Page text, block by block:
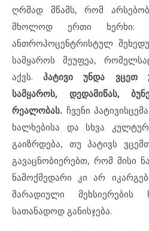
ღრმად მწამს, რომ
მხოლოდ ერთი ხერხი:
ანთროპოცენტრისტულ
სამყაროს მეუფეა,
აქვს.პატივი უნდა ვცეთ
სამყაროს, დედამიწას,
რეალობას. ჩვენი
ხალხებისა და სხვა
გაიზრდება, თუ პატივს
გავაცნობიერებთ, რომ მისი
ნამოქმედარი კი არ
მარადიული
სათანადოდ განისჯება.